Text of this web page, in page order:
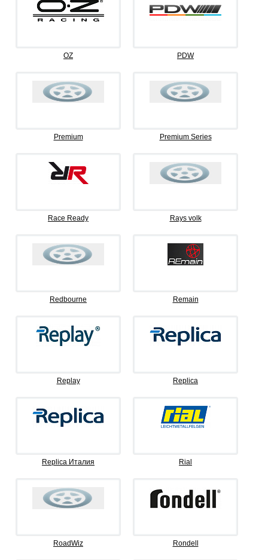
OZ PDW
Premium Premium Series
Race Ready Rays volk
Redbourne Remain
Replay Replica
Replica Италия Rial
RoadWiz Rondell